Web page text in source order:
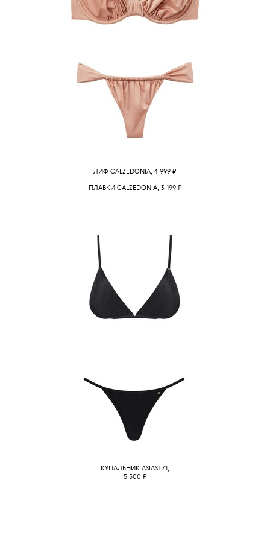
ЛИФ CALZEDONIA, 4 999 ₽
ПЛАВКИ CALZEDONIA, 3 199₽
КУПАЛЬНИК ASIAST71,
5 500 ₽